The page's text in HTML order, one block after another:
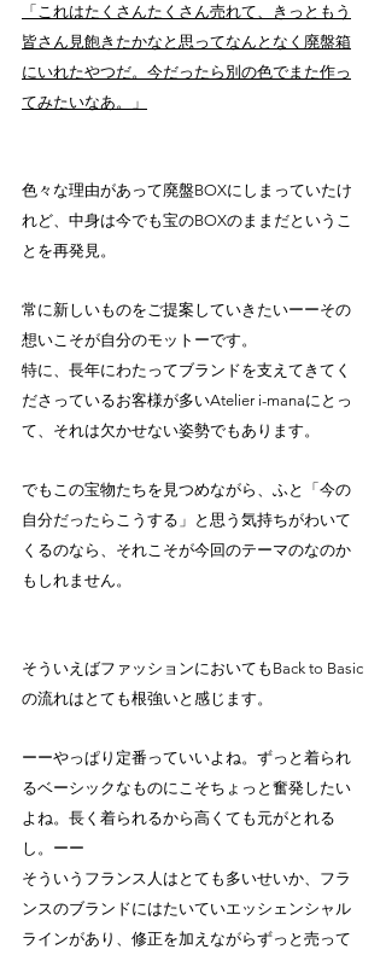
「これはたくさんたくさん売れて、きっともう
皆さん見飽きたかなと思ってなんとなく廃盤箱
にいれたやつだ。今だったら別の色でまた作っ
てみたいなあ。」
色々な理由があって廃盤BOXにしまっていたけ
れど、中身は今でも宝のBOXのままだというこ
とを再発見。
常に新しいものをご提案していきたいーーその
想いこそが自分のモットーです。
特に、長年にわたってブランドを支えてきてく
ださっているお客様が多いAtelier i-manaにとっ
て、それは欠かせない姿勢でもあります。
でもこの宝物たちを見つめながら、ふと「今の
自分だったらこうする」と思う気持ちがわいて
くるのなら、それこそが今回のテーマのなのか
もしれません。
そういえばファッションにおいてもBack to Basic
の流れはとても根強いと感じます。
ーーやっぱり定番っていいよね。ずっと着られ
るベーシックなものにこそちょっと奮発したい
よね。長く着られるから高くても元がとれる
し。ーー
そういうフランス人はとても多いせいか、フラ
ンスのブランドにはたいていエッシェンシャル
ラインがあり、修正を加えながらずっと売って